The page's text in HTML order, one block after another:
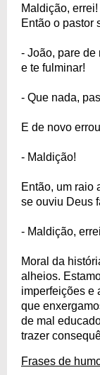
Maldição, errei!
Então o pastor
- João, pare de
e te fulminar!
- Que nada,
E de novo
- Maldição!
Então, um raio
se ouviu Deus
- Maldição,
Moral da
alheios.
imperfeições e
que
de mal
trazer
Frases de